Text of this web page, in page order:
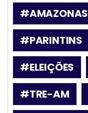
#AMAZONAS
#PARINTINS
#ELEIÇÕES
#TRE-AM